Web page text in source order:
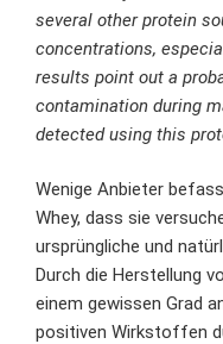
several other protein
concentrations,
results point out a
contamination during
detected using this
Wenige Anbieter
Whey, dass sie
ursprüngliche und
Durch die Herstellung
einem gewissen Grad
positiven Wirkstoffen